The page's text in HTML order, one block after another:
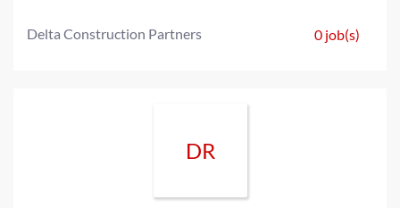
Delta Construction Partners 0 job(s)
DR